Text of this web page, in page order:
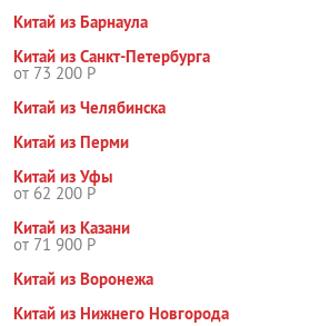
Китай из Барнаула
Китай из Санкт-Петербурга
от 73 200 Р
Китай из Челябинска
Китай из Перми
Китай из Уфы
от 62 200 Р
Китай из Казани
от 71 900 Р
Китай из Воронежа
Китай из Нижнего Новгорода